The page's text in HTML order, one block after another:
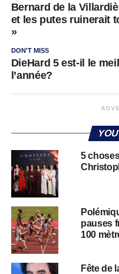
Bernard de la
et les putes ruinerait
»
DON'T MISS
DieHard 5 est-il le
l’année?
5
pauses
100
Fête de